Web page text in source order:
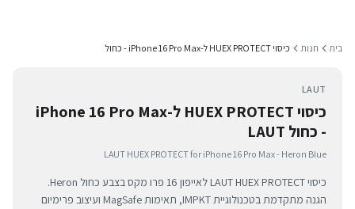
בית חנות כיסוי HUEX PROTECT ל-iPhone 16 Pro Max - כחול
LAUT
כיסוי HUEX PROTECT ל-iPhone 16 Pro Max
- כחול LAUT
LAUT HUEX PROTECT for iPhone 16 Pro Max - Heron Blue
כיסוי LAUT HUEX PROTECT לאייפון 16 פרו מקס בצבע כחול Heron.
הגנה מתקדמת בטכנולוגיית IMPKT, תאימות MagSafe ועיצוב פרימיום